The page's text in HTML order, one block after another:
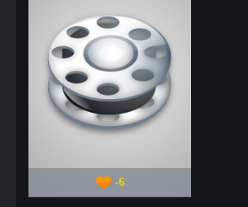
-6